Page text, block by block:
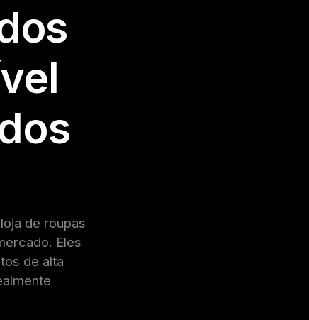
de roupas
Eles
de alta